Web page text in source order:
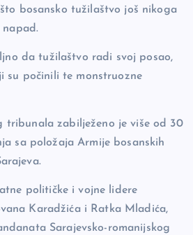
bosansko tužilaštvo još nikoga
da tužilaštvo radi svoj posao,
su počinili te monstruozne
tribunala zabilježeno je više od 30
sa položaja Armije bosanskih
političke i vojne lidere
Karadžića i Ratka Mladića,
Sarajevsko-romanijskog